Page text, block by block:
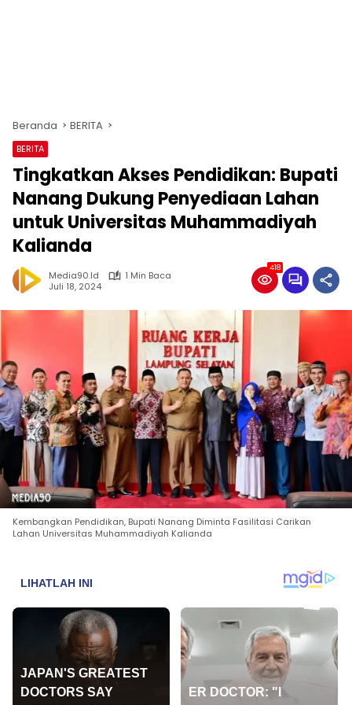
Beranda BERITA
BERITA
Tingkatkan Akses Pendidikan: Bupati
Nanang Dukung Penyediaan Lahan
untuk Universitas Muhammadiyah
Kalianda
Media90.id
1 Min Baca
Juli 18, 2024
418
Kembangkan Pendidikan, Bupati Nanang Diminta Fasilitasi Carikan
Lahan Universitas Muhammadiyah Kalianda